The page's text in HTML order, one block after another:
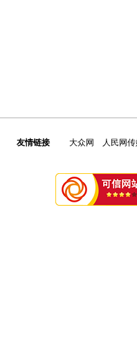
友情链接 大众网 人民网